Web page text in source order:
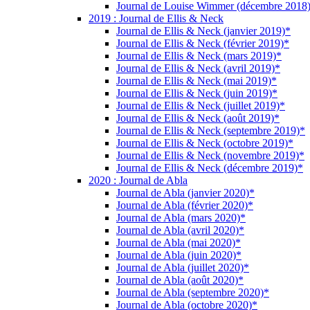
Journal de Louise Wimmer (décembre
2019 : Journal de Ellis & Neck
Journal de Ellis & Neck (janvier 2019)*
Journal de Ellis & Neck (février 2019)*
Journal de Ellis & Neck (mars 2019)*
Journal de Ellis & Neck (avril 2019)*
Journal de Ellis & Neck (mai 2019)*
Journal de Ellis & Neck (juin 2019)*
Journal de Ellis & Neck (juillet 2019)*
Journal de Ellis & Neck (août 2019)*
Journal de Ellis & Neck (septembre 2019)*
Journal de Ellis & Neck (octobre 2019)*
Journal de Ellis & Neck (novembre 2019)*
Journal de Ellis & Neck (décembre 2019)*
2020 : Journal de Abla
Journal de Abla (janvier 2020)*
Journal de Abla (février 2020)*
Journal de Abla (mars 2020)*
Journal de Abla (avril 2020)*
Journal de Abla (mai 2020)*
Journal de Abla (juin 2020)*
Journal de Abla (juillet 2020)*
Journal de Abla (août 2020)*
Journal de Abla (septembre 2020)*
Journal de Abla (octobre 2020)*